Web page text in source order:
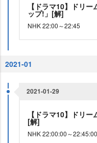
【ドラマ10】ドリ
ップ!」[解]
NHK 22:00～22:45
2021-01
2021-01-29
【ドラマ10】ドリ
[解]
NHK 22:00:00～22:45:00